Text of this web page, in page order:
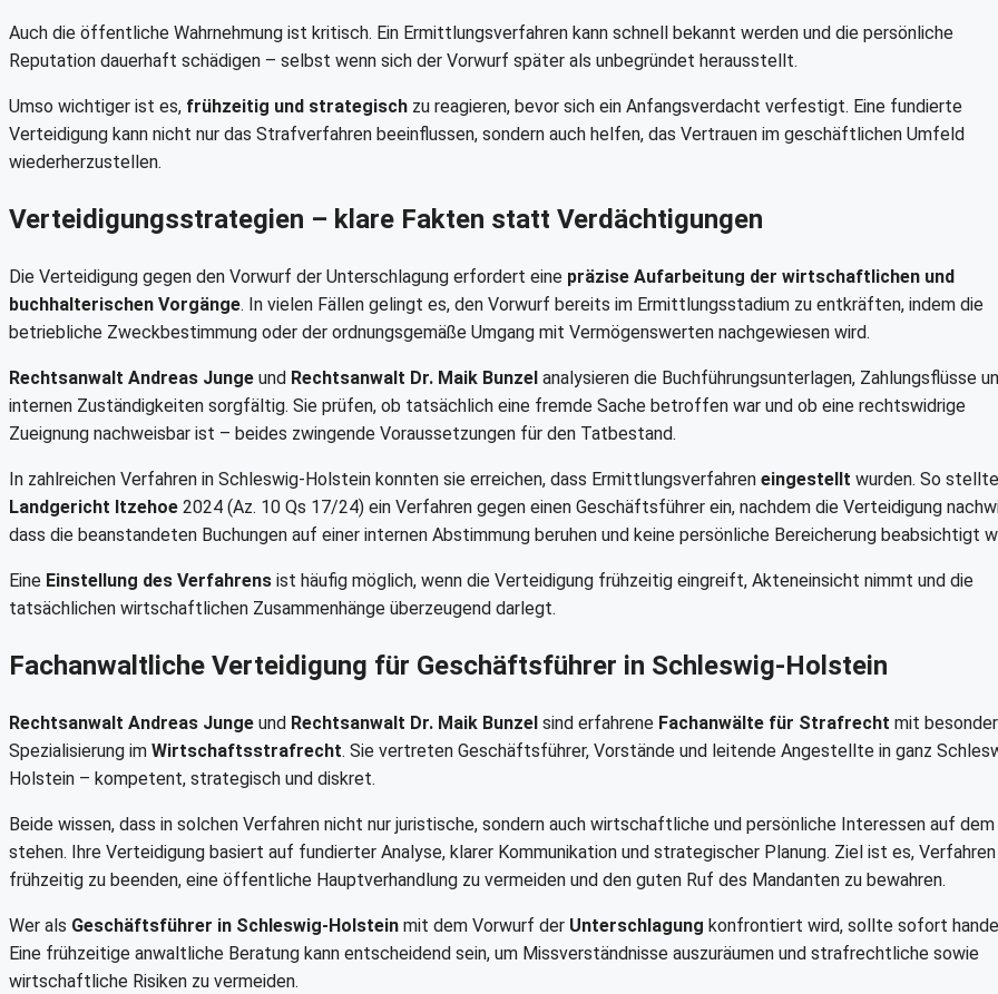
Auch die öffentliche Wahrnehmung ist kritisch. Ein Ermittlungsverfahren kann schnell bekannt werden und die persönliche
Reputation dauerhaft schädigen – selbst wenn sich der Vorwurf später als unbegründet herausstellt.
Umso wichtiger ist es, frühzeitig und strategisch zu reagieren, bevor sich ein Anfangsverdacht verfestigt. Eine fundierte
Verteidigung kann nicht nur das Strafverfahren beeinflussen, sondern auch helfen, das Vertrauen im geschäftlichen Umfeld
wiederherzustellen.
Verteidigungsstrategien – klare Fakten statt Verdächtigungen
Die Verteidigung gegen den Vorwurf der Unterschlagung erfordert eine präzise Aufarbeitung der wirtschaftlichen und
buchhalterischen Vorgänge. In vielen Fällen gelingt es, den Vorwurf bereits im Ermittlungsstadium zu entkräften, indem die
betriebliche Zweckbestimmung oder der ordnungsgemäße Umgang mit Vermögenswerten nachgewiesen wird.
Rechtsanwalt Andreas Junge und Rechtsanwalt Dr. Maik Bunzel analysieren die Buchführungsunterlagen, Zahlungsflüsse
internen Zuständigkeiten sorgfältig. Sie prüfen, ob tatsächlich eine fremde Sache betroffen war und ob eine rechtswidrige
Zueignung nachweisbar ist – beides zwingende Voraussetzungen für den Tatbestand.
In zahlreichen Verfahren in Schleswig-Holstein konnten sie erreichen, dass Ermittlungsverfahren eingestellt wurden. So
Landgericht Itzehoe 2024 (Az. 10 Qs 17/24) ein Verfahren gegen einen Geschäftsführer ein, nachdem die Verteidigung
dass die beanstandeten Buchungen auf einer internen Abstimmung beruhen und keine persönliche Bereicherung beabsichtigt
Eine Einstellung des Verfahrens ist häufig möglich, wenn die Verteidigung frühzeitig eingreift, Akteneinsicht nimmt und die
tatsächlichen wirtschaftlichen Zusammenhänge überzeugend darlegt.
Fachanwaltliche Verteidigung für Geschäftsführer in Schleswig-Holstein
Rechtsanwalt Andreas Junge und Rechtsanwalt Dr. Maik Bunzel sind erfahrene Fachanwälte für Strafrecht mit
Spezialisierung im Wirtschaftsstrafrecht. Sie vertreten Geschäftsführer, Vorstände und leitende Angestellte in ganz
Holstein – kompetent, strategisch und diskret.
Beide wissen, dass in solchen Verfahren nicht nur juristische, sondern auch wirtschaftliche und persönliche Interessen auf
stehen. Ihre Verteidigung basiert auf fundierter Analyse, klarer Kommunikation und strategischer Planung. Ziel ist es, Verfahren
frühzeitig zu beenden, eine öffentliche Hauptverhandlung zu vermeiden und den guten Ruf des Mandanten zu bewahren.
Wer als Geschäftsführer in Schleswig-Holstein mit dem Vorwurf der Unterschlagung konfrontiert wird, sollte sofort
Eine frühzeitige anwaltliche Beratung kann entscheidend sein, um Missverständnisse auszuräumen und strafrechtliche sowie
wirtschaftliche Risiken zu vermeiden.